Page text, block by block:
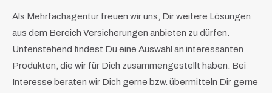
Als Mehrfachagentur freuen wir uns, Dir weitere Lösungen
aus dem Bereich Versicherungen anbieten zu dürfen.
Untenstehend findest Du eine Auswahl an interessanten
Produkten, die wir für Dich zusammengestellt haben. Bei
Interesse beraten wir Dich gerne bzw. übermitteln Dir gerne